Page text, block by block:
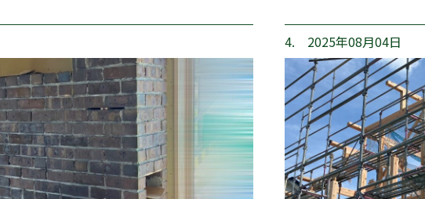
4. 2025年08月04日